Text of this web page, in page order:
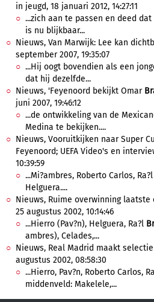
in jeugd, 18 januari 2012, 14:27:11
...zich aan te passen en deed
is nu blijkbaar...
Nieuws, Van Marwijk: Lee kan
september 2007, 19:35:07
...Hij oogt bovendien als een
dat hij dezelfde...
Nieuws, 'Feyenoord bekijkt Omar
juni 2007, 19:46:12
...de ontwikkeling van de
Medina te bekijken....
Nieuws, Vooruitkijken naar Super
Feyenoord; UEFA Video's en
10:39:59
...Mi?ambres, Roberto Carlos, Ra?l
Helguera....
Nieuws, Ruime overwinning
25 augustus 2002, 10:14:46
...Hierro (Pav?n), Helguera, Ra?l
ambres), Celades,...
Nieuws, Real Madrid maakt
augustus 2002, 08:58:30
...Hierro, Pav?n, Roberto Carlos,
middenveld: Makelele,...